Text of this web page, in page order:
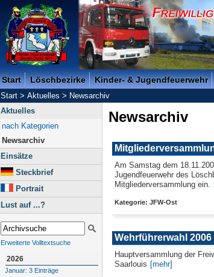
Freiwillige Feuerwehr der Kreisstadt
Start Löschbezirke Kinder- & Jugendfeuerwehr
Start>Aktuelles>Newsarchiv
Aktuelles
nach Kategorien
Newsarchiv
Einsätze
Steckbrief
Portrait
Lust auf ...?
Erweiterte Volltextsuche
2026
Januar: 3 Einträge
Newsarchiv
Am Samstag dem
Jugendfeuerwehr des
Mitgliederversammlung ein.
Kategorie: JFW-Ost
Wehrführerwahl 2006
Hauptversammlung der
Saarlouis [mehr]